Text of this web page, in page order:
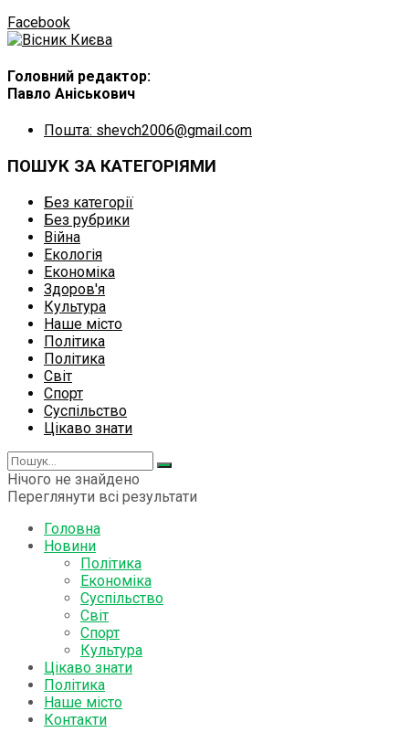
Facebook
Головний редактор:
Павло Аніськович
Пошта: shevch2006@gmail.com
ПОШУК ЗА КАТЕГОРІЯМИ
Без категорії
Без рубрики
Війна
Екологія
Економіка
Здоров'я
Культура
Наше місто
Політика
Політика
Світ
Спорт
Суспільство
Цікаво знати
Нічого не знайдено
Переглянути всі результати
Головна
Новини
Політика
Економіка
Суспільство
Світ
Спорт
Культура
Цікаво знати
Політика
Наше місто
Контакти